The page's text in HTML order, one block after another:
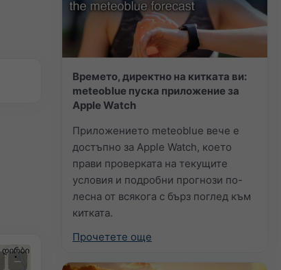
Времето, директно на китката ви:
meteoblue пуска приложение за
Apple Watch
Приложението meteoblue вече е
достъпно за Apple Watch, което
прави проверката на текущите
условия и подробни прогнози по-
лесна от всякога с бърз поглед към
китката.
Прочетете още
−